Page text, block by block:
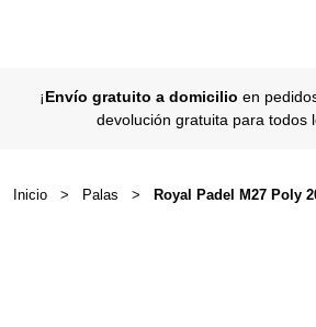
¡Envío gratuito a domicilio en
devolución gratuita para todos
Inicio > Palas > Royal Padel M27 Poly